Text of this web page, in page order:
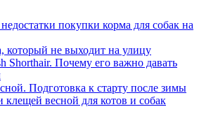
покупки корма для собак на
который не выходит на улицу
Shorthair. Почему его важно давать
Подготовка к старту после зимы
клещей весной для котов и собак